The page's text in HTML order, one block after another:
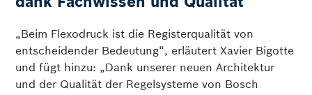
„Beim Flexodruck ist die Registerqualität von
entscheidender Bedeutung“, erläutert Xavier Bigotte
und fügt hinzu: „Dank unserer neuen Architektur
und der Qualität der Regelsysteme von Bosch